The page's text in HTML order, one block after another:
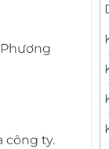
công ty.